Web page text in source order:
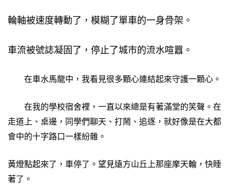
輪軸被速度轉動了，模糊了單車的一身骨架。
車流被號誌凝固了，停止了城市的流水喧囂。
在車水馬龍中，我看見很多顆心連結起來守護一顆心。
在我的學校宿舍裡，一直以來總是有著滿堂的笑聲。在
走道上、桌邊，同學們聊天、打鬧、追逐，就好像是在大都
會中的十字路口一樣紛雜。
黃燈點起來了，車停了。望見遠方山丘上那座摩天輪，快睡
著了。